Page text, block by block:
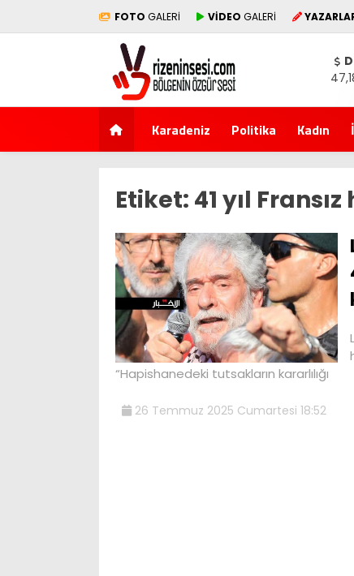
FOTO GALERİ VİDEO GALERİ
Karadeniz Politika Kadın
Etiket: 41 yıl
“Hapishanedeki tutsakların kararlılığı
26 Temmuz 2025 Cumartesi 18:52